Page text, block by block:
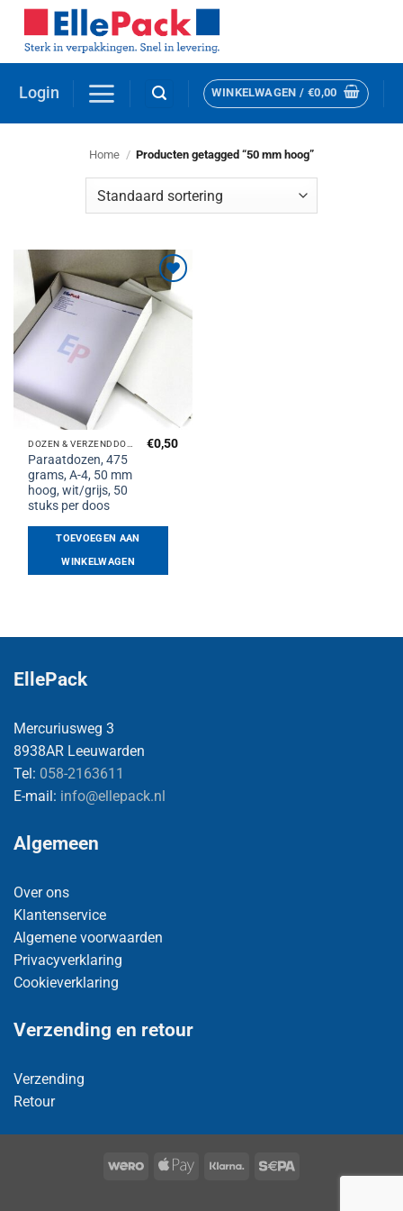
naar
inhoud
Login WINKELWAGEN / €0,00
Home / Producten getagged “50 mm hoog”
Toevoegen
aan
verlanglijst
Paraatdozen, 475
grams, A-4, 50 mm
hoog, wit/grijs, 50
stuks per doos
€0,50
TOEVOEGEN AAN
WINKELWAGEN
EllePack
Mercuriusweg 3
8938AR Leeuwarden
Tel: 058-2163611
E-mail: info@ellepack.nl
Algemeen
Over ons
Klantenservice
Algemene voorwaarden
Privacyverklaring
Cookieverklaring
Verzending en retour
Verzending
Retour
Wero
Apple
Klarna